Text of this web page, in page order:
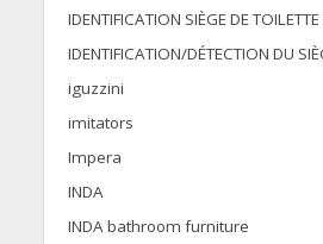
IDENTIFICATION SIÈGE DE TOILETTE
IDENTIFICATION/DÉTECTION DU
iguzzini
imitators
Impera
INDA
INDA bathroom furniture